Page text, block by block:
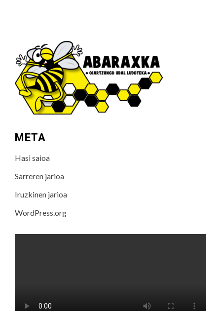
META
Hasi saioa
Sarreren jarioa
Iruzkinen jarioa
WordPress.org